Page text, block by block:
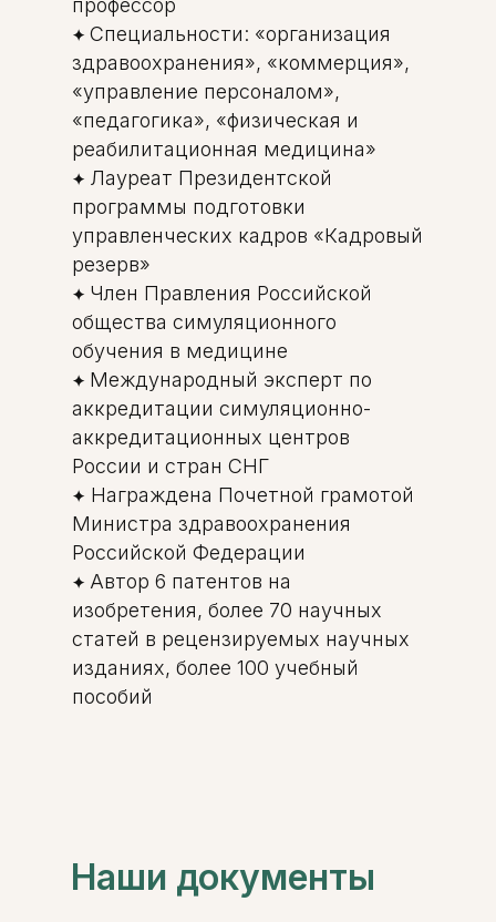
профессор
✦ Специальности: «организация
здравоохранения», «коммерция»,
«управление персоналом»,
«педагогика», «физическая и
реабилитационная медицина»
✦ Лауреат Президентской
программы подготовки
управленческих кадров «Кадровый
резерв»
✦ Член Правления Российской
общества симуляционного
обучения в медицине
✦ Международный эксперт по
аккредитации симуляционно-
аккредитационных центров
России и стран СНГ
✦ Награждена Почетной грамотой
Министра здравоохранения
Российской Федерации
✦ Автор 6 патентов на
изобретения, более 70 научных
статей в рецензируемых научных
изданиях, более 100 учебный
пособий
Наши документы
Международный центр медицинского
и фармацевтического образования
Соглашение о конфиденциальности
Проверить лицензию
ИНН/КПП 9702021368/770201001
ОГРН 1207700292690
8 800 444 10 82